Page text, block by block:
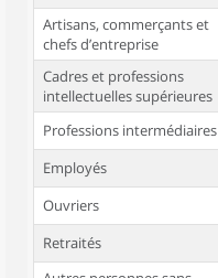
Artisans, commerçants et
chefs d’entreprise
Cadres et professions
intellectuelles supérieures
Professions intermédiaires
Employés
Ouvriers
Retraités